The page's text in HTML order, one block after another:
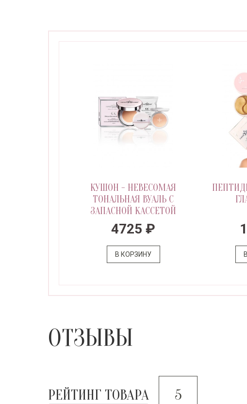
КУШОН - НЕВЕСОМАЯ
ТОНАЛЬНАЯ ВУАЛЬ С
ЗАПАСНОЙ КАССЕТОЙ
4725 ₽
В КОРЗИНУ
ОТЗЫВЫ
РЕЙТИНГ ТОВАРА 5